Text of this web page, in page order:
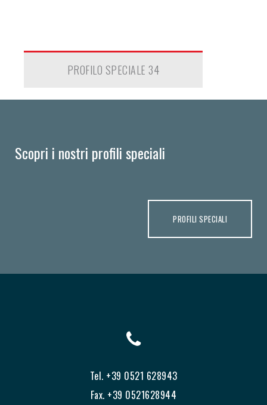
PROFILO SPECIALE 34
Scopri i nostri profili speciali
PROFILI SPECIALI
Tel. +39 0521 628943
Fax. +39 0521628944